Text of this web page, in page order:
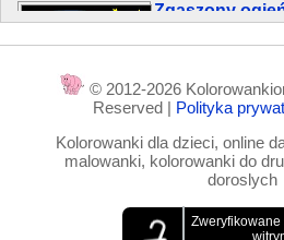
Zgaszony
Kolorowane:
© 2012-2026
Reserved | Polityka
Kolorowanki dla dzieci, online
malowanki, kolorowanki do
doroslych